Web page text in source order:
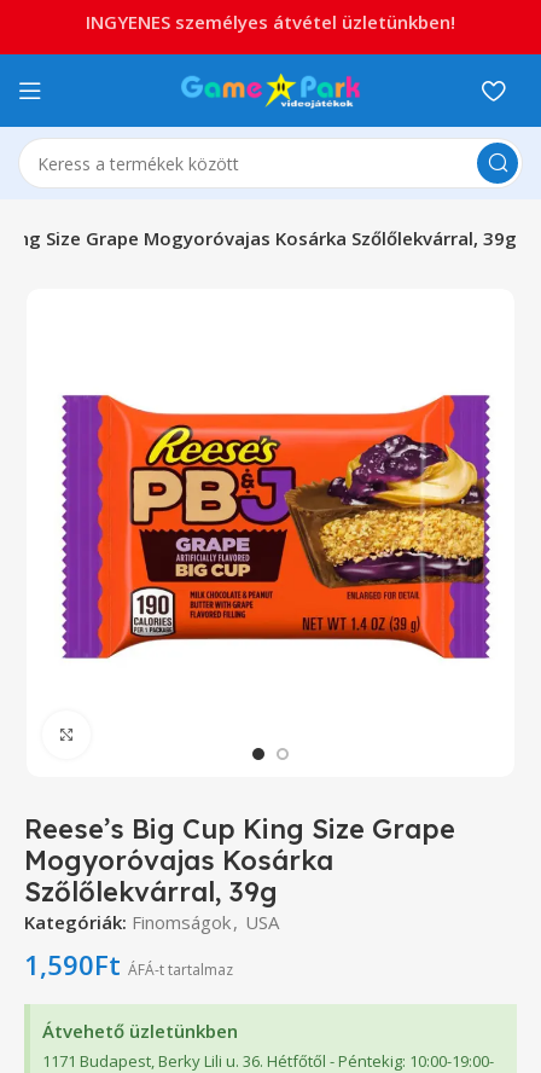
King Size Grape Mogyoróvajas Kosárka Szőlőlekvárral, 39g
Reese’s Big Cup King Size Grape
Mogyoróvajas Kosárka
Szőlőlekvárral, 39g
Kategóriák: Finomságok, USA
1,590Ft ÁFÁ-t tartalmaz
Átvehető üzletünkben
1171 Budapest, Berky Lili u. 36. Hétfőtől - Péntekig: 10:00-19:00-
INGYENES személyes átvétel üzletünkben!